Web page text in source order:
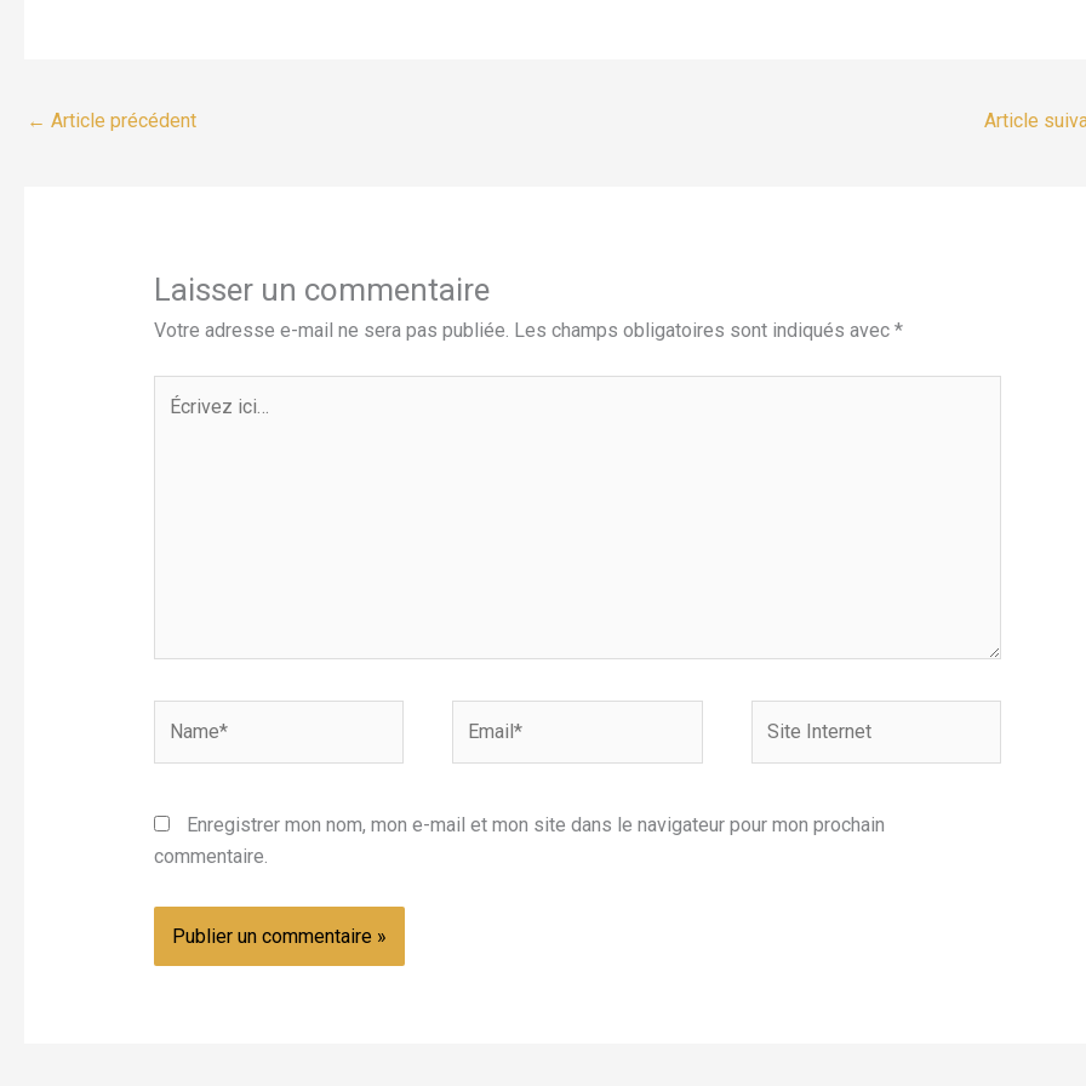
← Article précédent Article
Laisser un commentaire
Votre adresse e-mail ne sera pas publiée. Les champs obligatoires sont indiqués avec *
Écrivez
ici…
Internet
Enregistrer mon nom, mon e-mail et mon site dans le navigateur pour mon prochain
commentaire.